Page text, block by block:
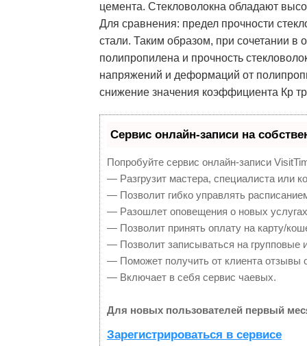
цемента. Стекловолокна обладают
Для сравнения: предел прочности
стали. Таким образом, при сочетании в
полипропилена и прочность
напряжений и деформаций от
снижение значения коэффициента Кр
Сервис онлайн-записи на
Попробуйте сервис онлайн-записи
— Разгрузит мастера, специалиста или
— Позволит гибко управлять
— Разошлет оповещения о новых
— Позволит принять оплату на карту/
— Позволит записываться на групповые
— Поможет получить от клиента отзывы
— Включает в себя сервис чаевых.
Для новых пользователей первый
Зарегистрироваться в сервисе